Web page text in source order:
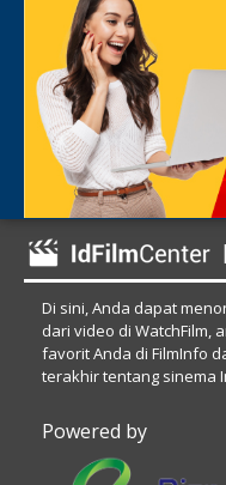
Di sini, Anda dapat
dari video di WatchFilm,
favorit Anda di FilmInfo
terakhir tentang sinema
Powered by